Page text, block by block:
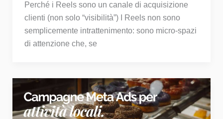
Perché i Reels sono un canale di acquisizione
clienti (non solo “visibilità”) I Reels non sono
semplicemente intrattenimento: sono micro-spazi
di attenzione che, se